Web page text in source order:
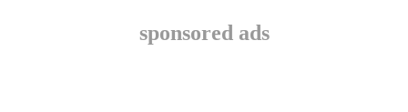
sponsored ads